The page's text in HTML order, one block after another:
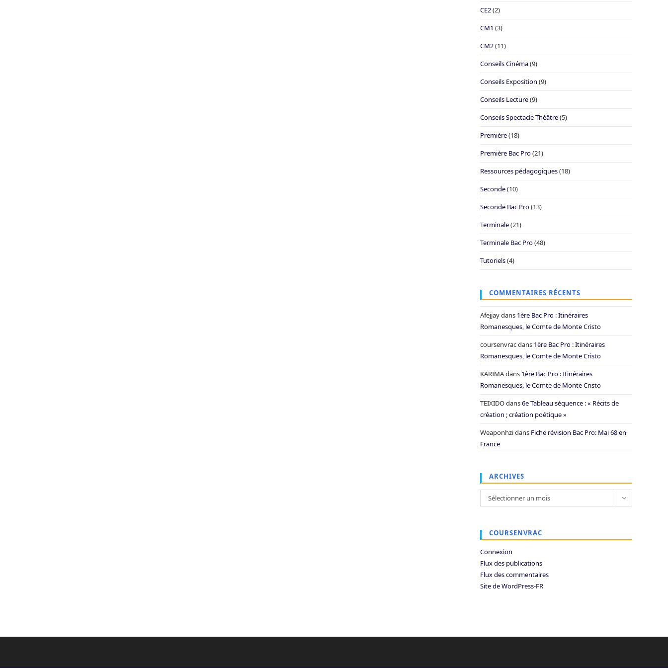
CE2(2)
CM1 (3)
CM2(11)
Conseils Cinéma(9)
Conseils Exposition (9)
Conseils Lecture(9)
Conseils Spectacle Théâtre(5)
Première(18)
Première Bac Pro(21)
Ressources pédagogiques(18)
Seconde(10)
Seconde Bac Pro(13)
Terminale(21)
Terminale Bac Pro(48)
Tutoriels(4)
COMMENTAIRES RÉCENTS
Afejjaydans 1ère Bac Pro : Itinéraires
Romanesques, le Comte de Monte Cristo
coursenvracdans 1ère Bac Pro : Itinéraires
Romanesques, le Comte de Monte Cristo
KARIMAdans 1ère Bac Pro : Itinéraires
Romanesques, le Comte de Monte Cristo
TEIXIDOdans6e Tableau séquence : « Récits de
création ; création poétique »
Weaponhzidans Fiche révision Bac Pro: Mai 68 en
France
ARCHIVES
Archives
Sélectionner un mois
COURSENVRAC
Connexion
Flux des publications
Flux des commentaires
Site de WordPress-FR